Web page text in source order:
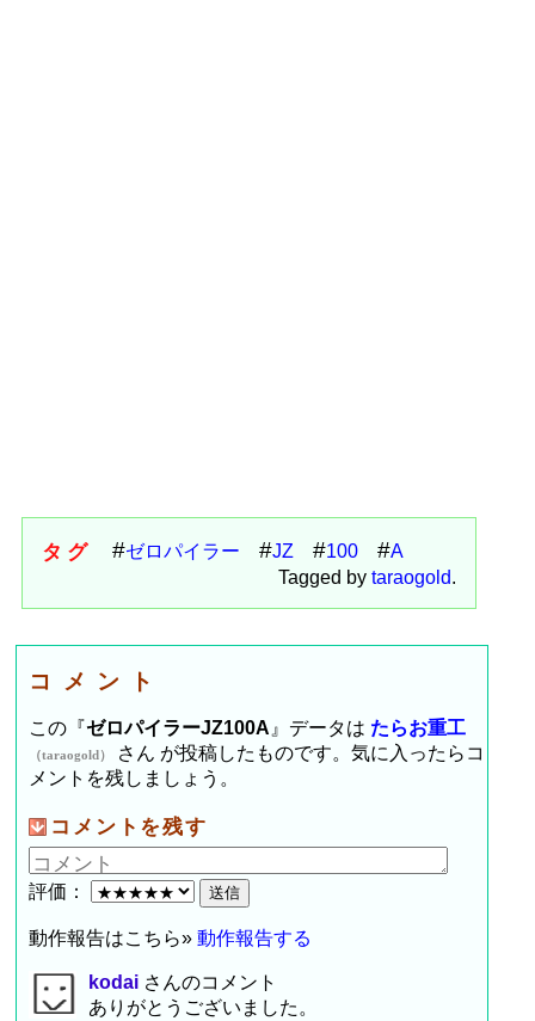
タグ ゼロパイラー JZ 100
A
Tagged by taraogold.
コメント
この『ゼロパイラーJZ100A 』データは たらお重工
（taraogold）
さん が投稿したものです。気に入ったらコ
メントを残しましょう。
コメントを残す
評価：
動作報告はこちら»動作報告する
kodai さんのコメント
ありがとうございました。